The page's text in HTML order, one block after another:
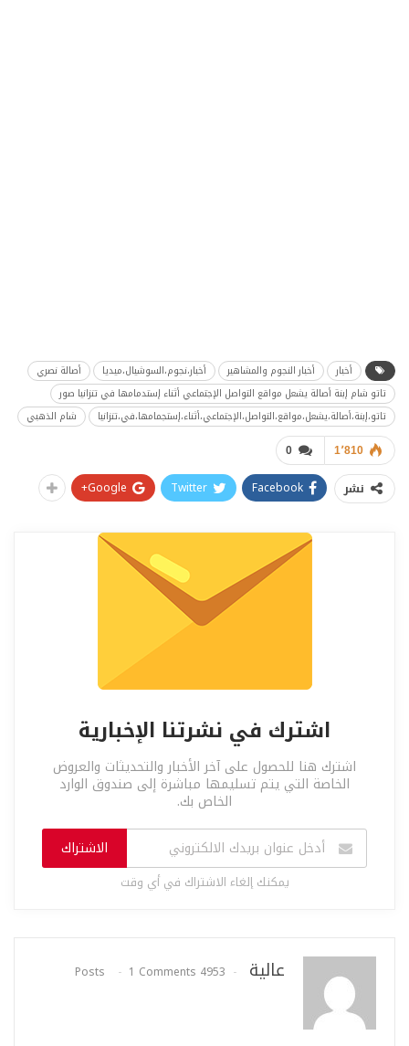
أخبار أخبار النجوم والمشاهير أخبار،نجوم،السوشيال،ميديا
أصالة نصري
تاتو شام إبنة أصالة يشعل مواقع التواصل الإجتماعي أثناء إستدمامها في تنزانيا صور
تاتو،إبنة،أصالة،يشعل،مواقع،التواصل،الإجتماعي،أثناء،إستجمامها،في،تنزانيا
شام الذهبي
0 1٬810
نشر Facebook
Twitter
Google+
اشترك في نشرتنا الإخبارية
اشترك هنا للحصول على آخر الأخبار والتحديثات والعروض
الخاصة التي يتم تسليمها مباشرة إلى صندوق الوارد
الخاص بك.
الاشتراك
يمكنك إلغاء الاشتراك في أي وقت
عالية 4953 Posts
1 Comments